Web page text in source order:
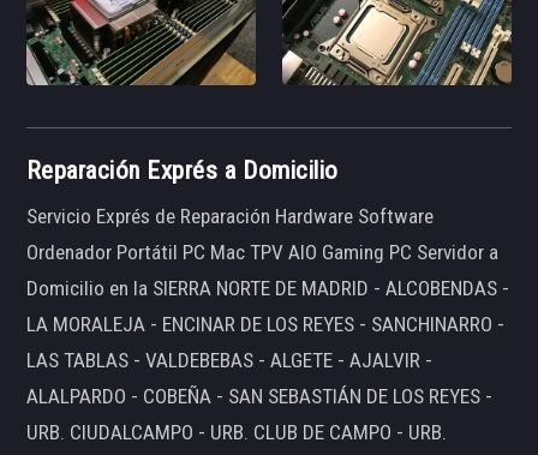
Reparación Exprés a Domicilio
Servicio Exprés de Reparación Hardware Software
Ordenador Portátil PC Mac TPV AIO Gaming PC Servidor a
Domicilio en la SIERRA NORTE DE MADRID - ALCOBENDAS -
LA MORALEJA - ENCINAR DE LOS REYES - SANCHINARRO -
LAS TABLAS - VALDEBEBAS - ALGETE - AJALVIR -
ALALPARDO - COBEÑA - SAN SEBASTIÁN DE LOS REYES -
URB. CIUDALCAMPO - URB. CLUB DE CAMPO - URB.